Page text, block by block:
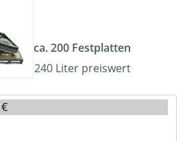
ca. 200 Festplatten
240 Liter preiswert